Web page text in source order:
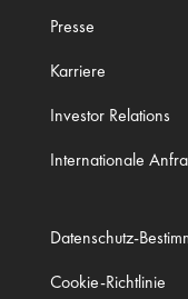
Presse
Karriere
Investor Relations
Internationale
Datenschutz-
Cookie-Richtlinie